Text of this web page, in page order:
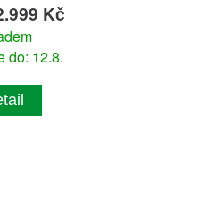
Kč
do: 12.8.